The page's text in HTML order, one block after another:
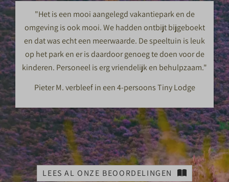
"Het is een mooi aangelegd vakantiepark en de
omgeving is ook mooi. We hadden ontbijt bijgeboekt
en dat was echt een meerwaarde. De speeltuin is leuk
op het park en er is daardoor genoeg te doen voor de
kinderen. Personeel is erg vriendelijk en behulpzaam."
Pieter M. verbleef in een 4-persoons Tiny Lodge
LEES AL ONZE BEOORDELINGEN